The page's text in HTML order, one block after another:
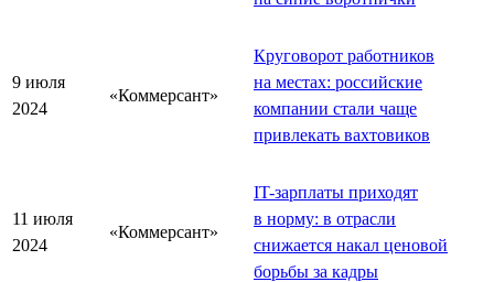
9 июля
2024
«Коммерсант»
Круговорот работников
на местах: российские
компании стали чаще
привлекать вахтовиков
11 июля
2024
«Коммерсант»
IT-зарплаты приходят
в норму: в отрасли
снижается накал ценовой
борьбы за кадры